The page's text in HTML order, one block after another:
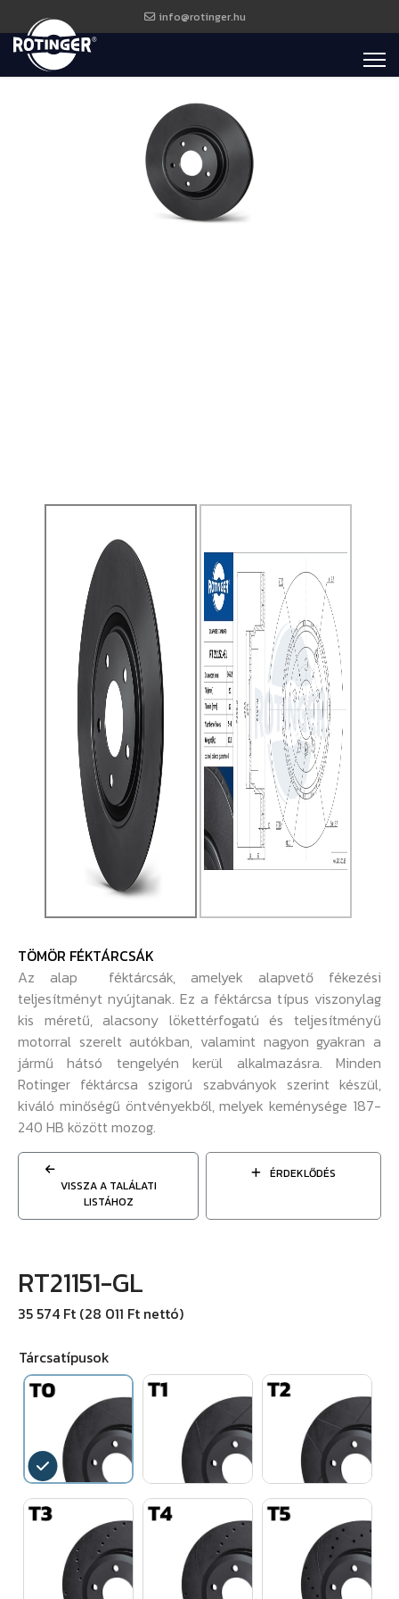
info@rotinger.hu
TÖMÖR FÉKTÁRCSÁK
Az alap féktárcsák, amelyek alapvető fékezési
teljesítményt nyújtanak. Ez a féktárcsa típus viszonylag
kis méretű, alacsony lökettérfogatú és teljesítményű
motorral szerelt autókban, valamint nagyon gyakran a
jármű hátsó tengelyén kerül alkalmazásra. Minden
Rotinger féktárcsa szigorú szabványok szerint készül,
kiváló minőségű öntvényekből, melyek keménysége 187-
240 HB között mozog.
VISSZA A TALÁLATI
LISTÁHOZ
ÉRDEKLŐDÉS
RT21151-GL
35 574 Ft (28 011 Ft nettó)
Tárcsatípusok